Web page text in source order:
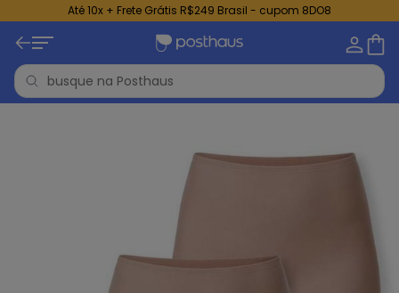
Até 10x + Frete Grátis R$249 Brasil - cupom 8DO8